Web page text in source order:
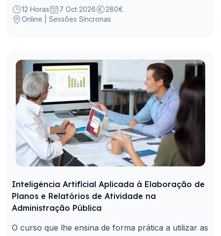
12 Horas 7 Oct 2026
280€
Online | Sessões Síncronas
Inteligência Artificial Aplicada à Elaboração de
Planos e Relatórios de Atividade na
Administração Pública
O curso que lhe ensina de forma prática a utilizar as